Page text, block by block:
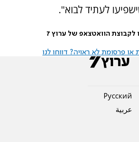
לעתיד לבוא".
לקבוצת הוואטצאפ של ערוץ 7
פרסומת לא ראויה? דווחו לנו
Pусский
عربية